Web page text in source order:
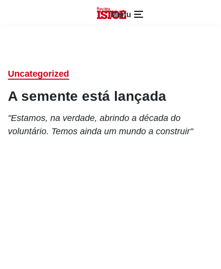
Menu
Uncategorized
A semente está lançada
"Estamos, na verdade, abrindo a década do
voluntário. Temos ainda um mundo a construir"